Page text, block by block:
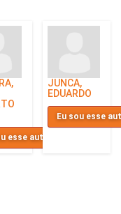
esse autor
JUNCA,
EDUARDO
Eu sou esse